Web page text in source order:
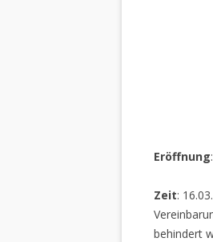
Eröffnung
Zeit:
behindert